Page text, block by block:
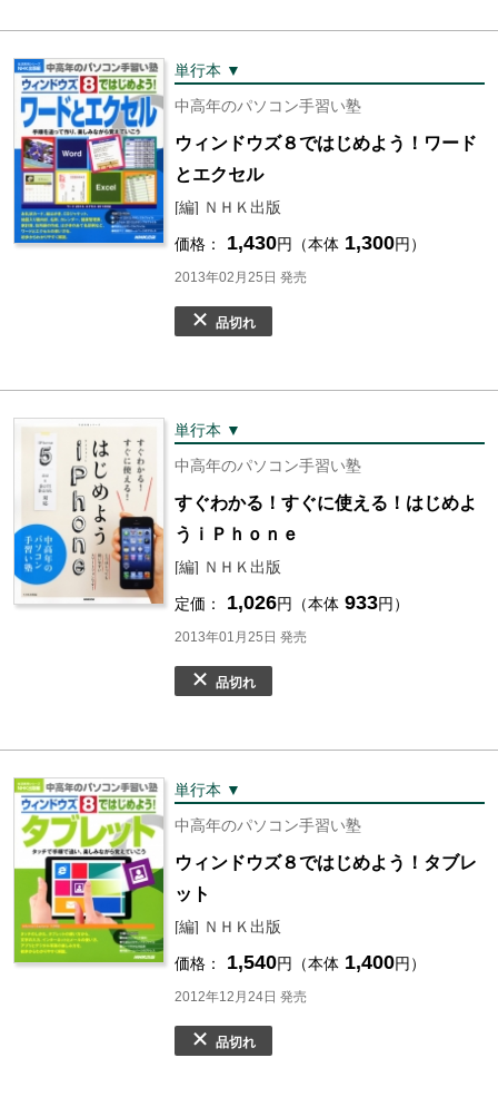
単行本 ▼
中高年のパソコン手習い塾
ウィンドウズ８ではじめよう！ワード
とエクセル
[編] ＮＨＫ出版
価格： 1,430円（本体 1,300円）
2013年02月25日 発売
品切れ
単行本 ▼
中高年のパソコン手習い塾
すぐわかる！すぐに使える！はじめよ
うｉＰｈｏｎｅ
[編] ＮＨＫ出版
定価： 1,026円（本体 933円）
2013年01月25日 発売
品切れ
単行本 ▼
中高年のパソコン手習い塾
ウィンドウズ８ではじめよう！タブレ
ット
[編] ＮＨＫ出版
価格： 1,540円（本体 1,400円）
2012年12月24日 発売
品切れ